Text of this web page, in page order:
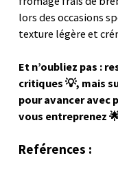
lors des occasions
texture légère et
Et n’oubliez pas :
critiques 💡, mais
pour avancer avec
vous entreprenez
Reférences :